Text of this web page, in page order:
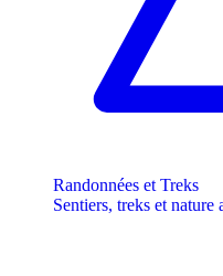
Randonnées et Treks
Sentiers, treks et nature